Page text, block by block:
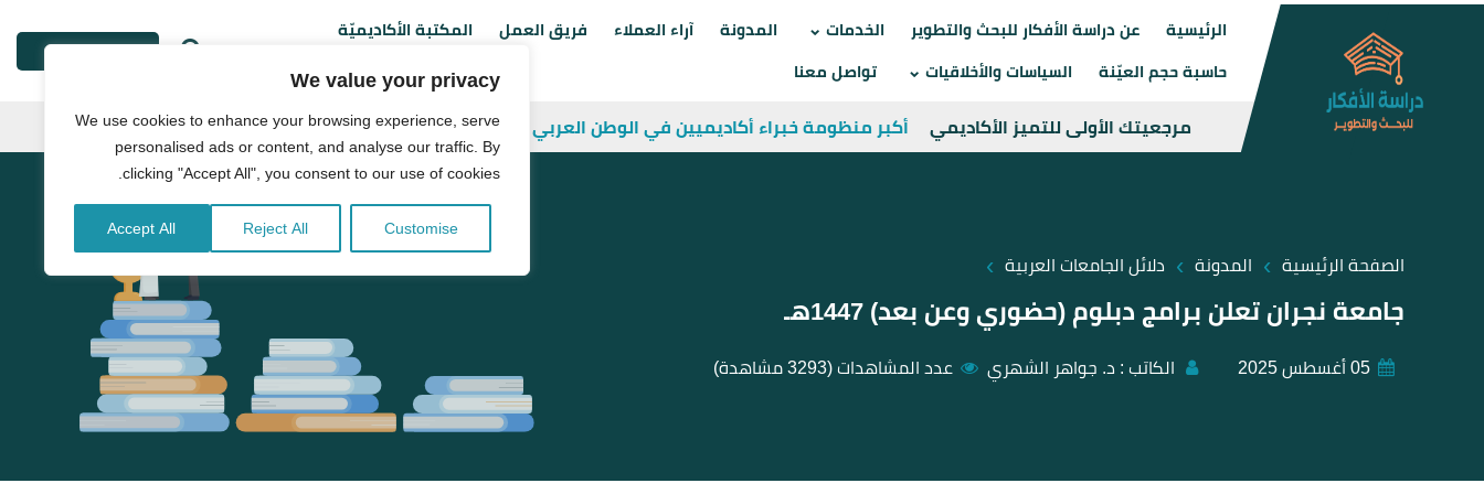
We value your privacy
We use cookies to enhance your browsing experience, serve
personalised ads or content, and analyse our traffic. By
clicking "Accept All", you consent to our use of cookies.
Customise
Reject All
Accept All
الرئيسية عن دراسة الأفكار للبحث والتطوير الخدمات المدونة آراء العملاء فريق العمل المكتبة الأكاديميّة
حاسبة حجم العيّنة السياسات والأخلاقيات تواصل معنا
طلب خدمة
مرجعيتك الأولى للتميز الأكاديمي أكبر منظومة خبراء أكاديميين في الوطن العربي
الصفحة الرئيسية › المدونة › دلائل الجامعات العربية
›
جامعة نجران تعلن برامج دبلوم (حضوري وعن بعد) 1447هـ
05 أغسطس 2025 الكاتب : د. جواهر الشهري عدد المشاهدات (3293 مشاهدة)